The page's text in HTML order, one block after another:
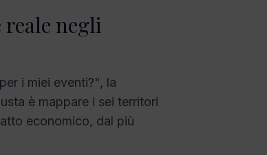
negli
i miei eventi?", la
è mappare i sei territori
economico, dal più